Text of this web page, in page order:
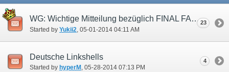
WG: Wichtige Mitteilung bezüglich FINAL FANTASY XI (30.04.2014)
Started by Yukii2‎, 05-01-2014 04:11 AM
23
Deutsche Linkshells
Started by hyperM ‎, 05-28-2014 07:13 PM
4